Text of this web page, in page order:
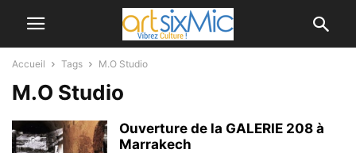
Accueil Tags M.O Studio
M.O Studio
Ouverture de la GALERIE 208 à
Marrakech